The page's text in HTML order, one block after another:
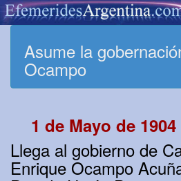
Asume la
Ocampo
1 de Mayo de 1904
Llega al gobierno de
Enrique Ocampo